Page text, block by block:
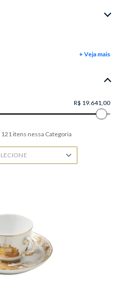
+ Veja mais
121 itens nessa Categoria